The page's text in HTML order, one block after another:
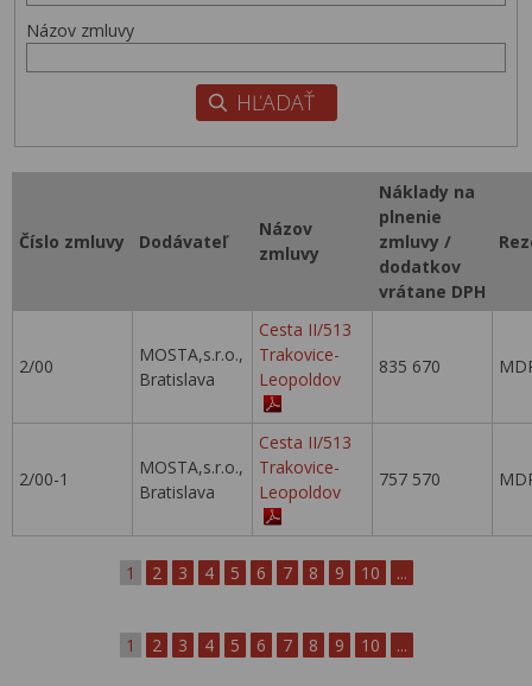
Názov zmluvy
Číslo zmluvy Dodávateľ
Názov
zmluvy
Náklady na
plnenie
zmluvy /
dodatkov
vrátane DPH
2/00
MOSTA,s.r.o.,
Bratislava
Cesta II/513
Trakovice-
Leopoldov
835 670
2/00-1
MOSTA,s.r.o.,
Bratislava
Cesta II/513
Trakovice-
Leopoldov
757 570
1 2 3 4 5 6 7 8 9 10 ...
1 2 3 4 5 6 7 8 9 10 ...